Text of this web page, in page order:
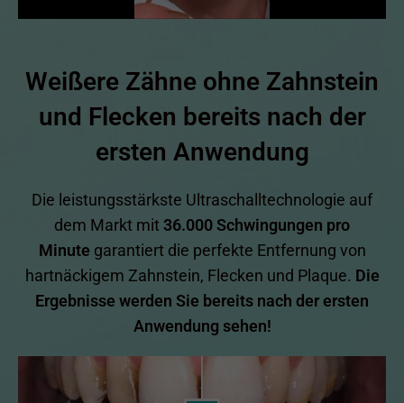
Weißere Zähne ohne Zahnstein
und Flecken bereits nach der
ersten Anwendung
Die leistungsstärkste Ultraschalltechnologie auf
dem Markt mit 36.000 Schwingungen pro
Minute garantiert die perfekte Entfernung von
hartnäckigem Zahnstein, Flecken und Plaque. Die
Ergebnisse werden Sie bereits nach der ersten
Anwendung sehen!